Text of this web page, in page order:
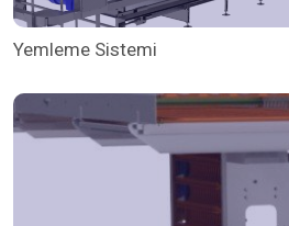
Yemleme Sistemi